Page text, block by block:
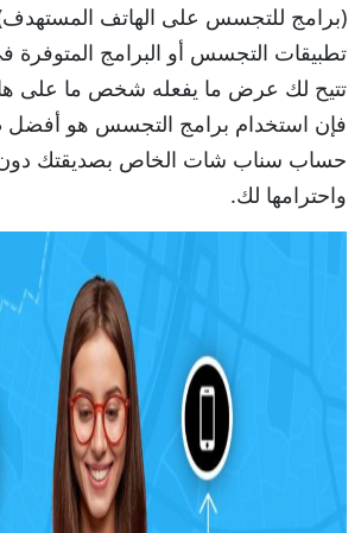
(برامج للتجسس على الهاتف
تطبيقات التجسس أو البرامج المتوفرة
تتيح لك عرض ما يفعله شخص ما على
فإن استخدام برامج التجسس هو أفضل
حساب سناب شات الخاص بصديقتك دون
واحترامها لك.